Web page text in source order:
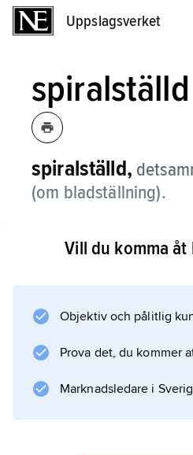
Uppslagsverket
spiralställd
spiralställd,
(om bladställning).
Vill du komma åt
Objektiv och pålitlig
Prova det, du kommer
Marknadsledare i